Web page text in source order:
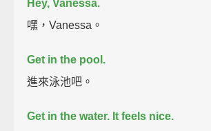
Hey, Vanessa.
嘿，Vanessa。
Get in the pool.
進來泳池吧。
Get in the water. It feels nice.